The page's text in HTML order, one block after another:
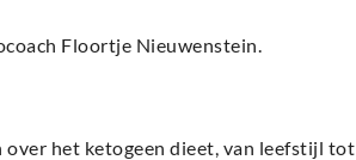
Floortje Nieuwenstein.
het ketogeen dieet, van leefstijl tot